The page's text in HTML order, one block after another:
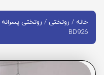
خانه / روتختی / روتختی پسرانه
BD926